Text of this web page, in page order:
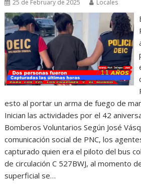
25 de February de 2025 Locales
esto al portar un arma de fuego de
Inician las actividades por el 42
Bomberos Voluntarios Según José
comunicación social de PNC, los
capturado quien era el piloto del bus
de circulación C 527BWJ, al momento
superficial se…